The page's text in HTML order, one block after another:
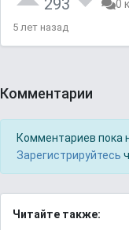
293 0
5 лет назад
Комментарии
Комментариев пока
Зарегистрируйтесь
Читайте также: